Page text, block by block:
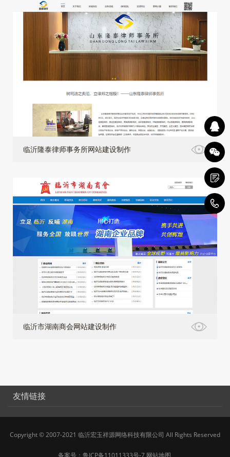
临沂隆泰律师事务所网站建设制作
临沂市湖南商会网站建设制作
友情链接
Copyright © 2007-2021 临沂宏玉祥源网络科技有限公司 All Rights Reserved